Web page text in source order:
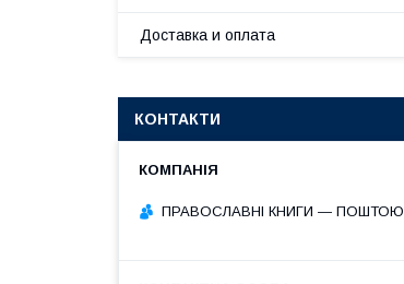
Доставка и оплата
КОНТАКТИ
ПРАВОСЛАВНІ КНИГИ — ПОШТОЮ